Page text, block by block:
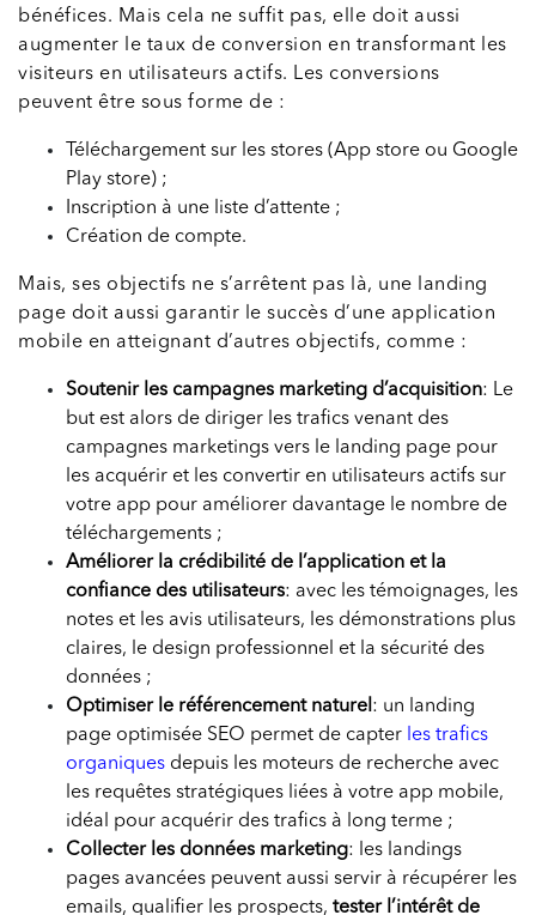
bénéfices. Mais cela ne suffit pas, elle doit aussi
augmenter le taux de conversion en transformant les
visiteurs en utilisateurs actifs. Les conversions
peuvent être sous forme de :
Téléchargement sur les stores (App store ou Google
Play store) ;
Inscription à une liste d’attente ;
Création de compte.
Mais, ses objectifs ne s’arrêtent pas là, une landing
page doit aussi garantir le succès d’une application
mobile en atteignant d’autres objectifs, comme :
Soutenir les campagnes marketing d’acquisition: Le
but est alors de diriger les trafics venant des
campagnes marketings vers le landing page pour
les acquérir et les convertir en utilisateurs actifs sur
votre app pour améliorer davantage le nombre de
téléchargements ;
Améliorer la crédibilité de l’application et la
confiance des utilisateurs: avec les témoignages, les
notes et les avis utilisateurs, les démonstrations plus
claires, le design professionnel et la sécurité des
données ;
Optimiser le référencement naturel: un landing
page optimisée SEO permet de capter les trafics
organiques depuis les moteurs de recherche avec
les requêtes stratégiques liées à votre app mobile,
idéal pour acquérir des trafics à long terme ;
Collecter les données marketing: les landings
pages avancées peuvent aussi servir à récupérer les
emails, qualifier les prospects, tester l’intérêt de